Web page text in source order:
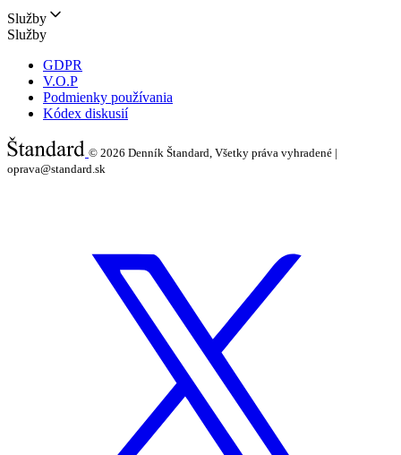
Služby
Služby
GDPR
V.O.P
Podmienky používania
Kódex diskusií
© 2026 Denník Štandard, Všetky práva vyhradené |
oprava@standard.sk